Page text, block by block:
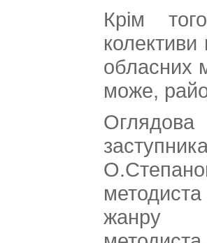
Крім
обласних
може,
жанру